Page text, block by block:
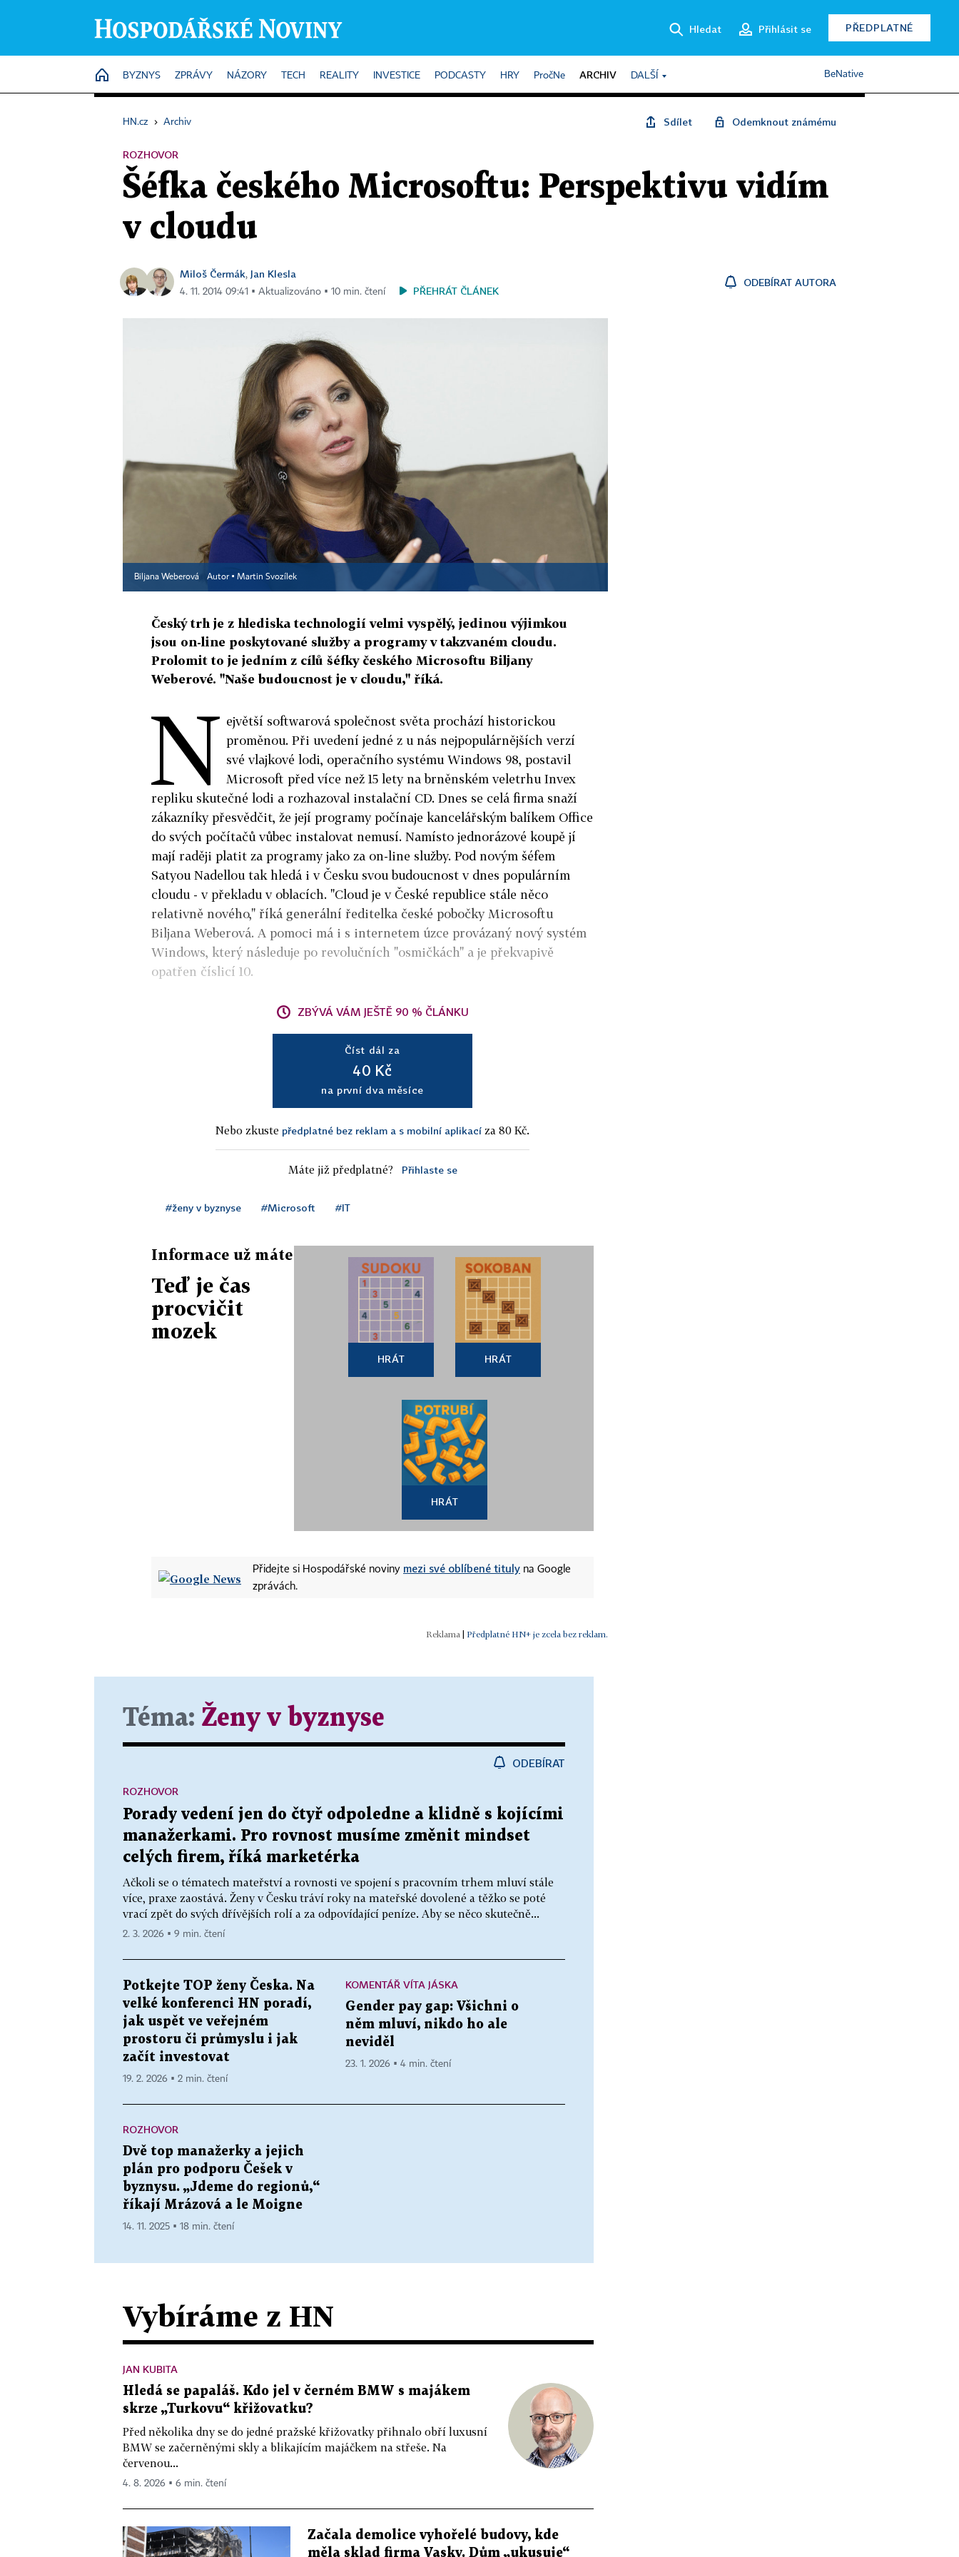
Hledat Přihlásit se PŘEDPLATNÉ
HOME
BYZNYS ZPRÁVY NÁZORY TECH REALITY INVESTICE PODCASTY HRY PročNe ARCHIV DALŠÍ BeNative
HN.cz › Archiv Sdílet Odemknout známému
ROZHOVOR
Šéfka českého Microsoftu: Perspektivu vidím
v cloudu
Miloš Čermák, Jan Klesla
4. 11. 2014 09:41 ▪ Aktualizováno ▪ 10 min. čtení PŘEHRÁT ČLÁNEK
ODEBÍRAT AUTORA
Biljana Weberová Autor ▪ Martin Svozílek
Český trh je z hlediska technologií velmi vyspělý, jedinou výjimkou
jsou on-line poskytované služby a programy v takzvaném cloudu.
Prolomit to je jedním z cílů šéfky českého Microsoftu Biljany
Weberové. "Naše budoucnost je v cloudu," říká.
N ejvětší softwarová společnost světa prochází historickou
proměnou. Při uvedení jedné z u nás nejpopulárnějších verzí
své vlajkové lodi, operačního systému Windows 98, postavil
Microsoft před více než 15 lety na brněnském veletrhu Invex
repliku skutečné lodi a rozhazoval instalační CD. Dnes se celá firma snaží
zákazníky přesvědčit, že její programy počínaje kancelářským balíkem Office
do svých počítačů vůbec instalovat nemusí. Namísto jednorázové koupě jí
mají raději platit za programy jako za on-line služby. Pod novým šéfem
Satyou Nadellou tak hledá i v Česku svou budoucnost v dnes populárním
cloudu - v překladu v oblacích. "Cloud je v České republice stále něco
relativně nového," říká generální ředitelka české pobočky Microsoftu
Biljana Weberová. A pomoci má i s internetem úzce provázaný nový systém
Windows, který následuje po revolučních "osmičkách" a je překvapivě
opatřen číslicí 10.
ZBÝVÁ VÁM JEŠTĚ 90 % ČLÁNKU
Číst dál za
40 Kč
na první dva měsíce
Nebo zkuste předplatné bez reklam a s mobilní aplikací za 80 Kč.
Máte již předplatné? Přihlaste se
#ženy v byznyse #Microsoft #IT
Informace už máte
Teď je čas
procvičit
mozek
HRÁT HRÁT
HRÁT
Přidejte si Hospodářské noviny mezi své oblíbené tituly na Google
zprávách.
| Předplatné HN+ je zcela bez reklam.
Téma: Ženy v byznyse
ODEBÍRAT
Porady vedení jen do čtyř odpoledne a klidně s kojícími
manažerkami. Pro rovnost musíme změnit mindset
celých firem, říká marketérka
Ačkoli se o tématech mateřství a rovnosti ve spojení s pracovním trhem mluví stále
více, praxe zaostává. Ženy v Česku tráví roky na mateřské dovolené a těžko se poté
vrací zpět do svých dřívějších rolí a za odpovídající peníze. Aby se něco skutečně...
ROZHOVOR
2. 3. 2026 ▪ 9 min. čtení
Potkejte TOP ženy Česka. Na
velké konferenci HN poradí,
jak uspět ve veřejném
prostoru či průmyslu i jak
začít investovat
19. 2. 2026 ▪ 2 min. čtení
KOMENTÁŘ VÍTA JÁSKA
Gender pay gap: Všichni o
něm mluví, nikdo ho ale
neviděl
23. 1. 2026 ▪ 4 min. čtení
ROZHOVOR
Dvě top manažerky a jejich
plán pro podporu Češek v
byznysu. „Jdeme do regionů,“
říkají Mrázová a le Moigne
14. 11. 2025 ▪ 18 min. čtení
Vybíráme z HN
JAN KUBITA
Hledá se papaláš. Kdo jel v černém BMW s majákem
skrze „Turkovu“ křižovatku?
Před několika dny se do jedné pražské křižovatky přihnalo obří luxusní
BMW se začerněnými skly a blikajícím majáčkem na střeše. Na
červenou...
4. 8. 2026 ▪ 6 min. čtení
Začala demolice vyhořelé budovy, kde
měla sklad firma Vasky. Dům „ukusuje“